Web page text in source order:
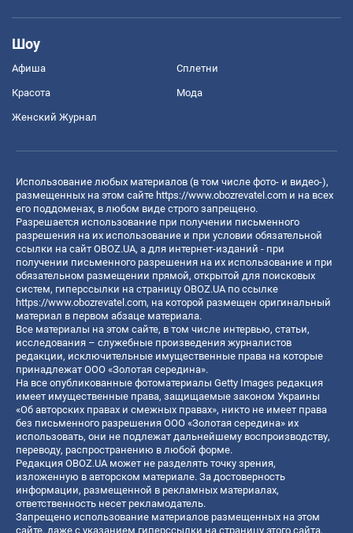
Шоу
Афиша Сплетни
Красота Мода
Женский Журнал
Использование любых материалов (в том числе фото- и видео-),
размещенных на этом сайте https://www.obozrevatel.com и на всех
его поддоменах, в любом виде строго запрещено.
Разрешается использование при получении письменного
разрешения на их использование и при условии обязательной
ссылки на сайт OBOZ.UA, а для интернет-изданий - при
получении письменного разрешения на их использование и при
обязательном размещении прямой, открытой для поисковых
систем, гиперссылки на страницу OBOZ.UA по ссылке
https://www.obozrevatel.com, на которой размещен оригинальный
материал в первом абзаце материала.
Все материалы на этом сайте, в том числе интервью, статьи,
исследования – служебные произведения журналистов
редакции, исключительные имущественные права на которые
принадлежат ООО «Золотая середина».
На все опубликованные фотоматериалы Getty Images редакция
имеет имущественные права, защищаемые законом Украины
«Об авторских правах и смежных правах», никто не имеет права
без письменного разрешения ООО «Золотая середина» их
использовать, они не подлежат дальнейшему воспроизводству,
переводу, распространению в любой форме.
Редакция OBOZ.UA может не разделять точку зрения,
изложенную в авторском материале. За достоверность
информации, размещенной в рекламных материалах,
ответственность несет рекламодатель.
Запрещено использование материалов размещенных на этом
сайте, даже с указанием гиперссылки на страницу этого сайта,